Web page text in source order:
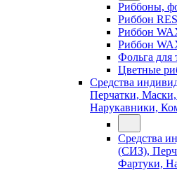
Риббоны,
Риббон
Риббон
Риббон
Фольга для
Цветные
Средства
Перчатки,
Нарукавники,
Средства
(СИЗ),
Фартуки,